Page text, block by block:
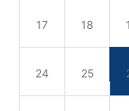
17 18
24 25